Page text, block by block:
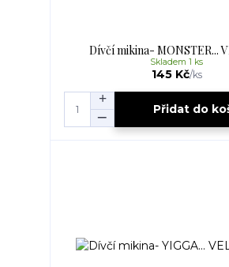
Dívčí mikina- MONSTER...
145 Kč/ks
Skladem 1 ks
Přidat do